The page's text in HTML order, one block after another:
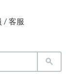
/ 客服